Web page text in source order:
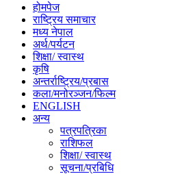
होमपेज
राष्ट्रिय समाचार
मध्य नेपाल
अर्थ/पर्यटन
शिक्षा/ स्वास्थ
कृषि
अन्तर्राष्ट्रिय/प्रबास
कला/मनोरञ्जन/फिल्म
ENGLISH
अन्य
पत्रपत्रिका
राशिफल
शिक्षा/ स्वास्थ
सूचना/प्रबिधि